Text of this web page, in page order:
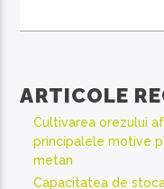
ARTICOLE
Cultivarea orezului
principalele motive
metan
Capacitatea de